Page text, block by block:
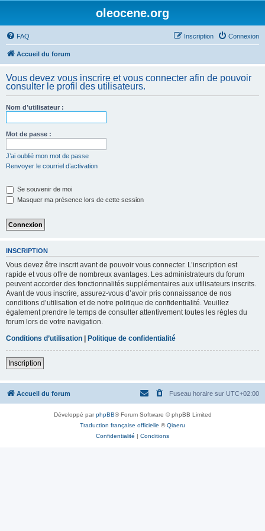
oleocene.org
FAQ Connexion
Inscription
Accueil du forum
Vous devez vous inscrire et vous connecter afin de pouvoir
consulter le profil des utilisateurs.
Nom d’utilisateur :
Mot de passe :
J’ai oublié mon mot de passe
Renvoyer le courriel d’activation
Se souvenir de moi
Masquer ma présence lors de cette session
INSCRIPTION
Vous devez être inscrit avant de pouvoir vous connecter. L’inscription est
rapide et vous offre de nombreux avantages. Les administrateurs du forum
peuvent accorder des fonctionnalités supplémentaires aux utilisateurs inscrits.
Avant de vous inscrire, assurez-vous d’avoir pris connaissance de nos
conditions d’utilisation et de notre politique de confidentialité. Veuillez
également prendre le temps de consulter attentivement toutes les règles du
forum lors de votre navigation.
Conditions d’utilisation | Politique de confidentialité
Inscription
Accueil du forum Fuseau horaire sur UTC+02:00
Développé parphpBB® Forum Software © phpBB Limited
Traduction française officielle ©Qiaeru
Confidentialité | Conditions